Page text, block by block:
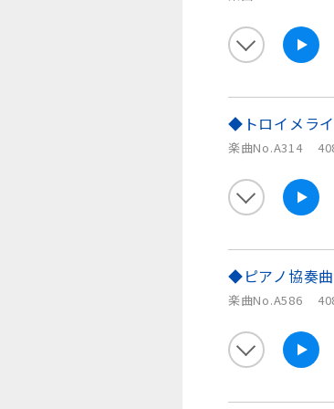
◆トロイメライ
楽曲No.A314
◆ピアノ協奏
楽曲No.A586